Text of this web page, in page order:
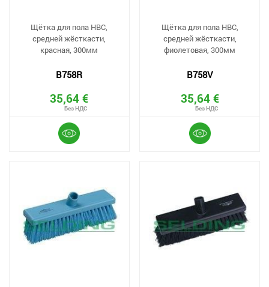
Щётка для пола HBC,
средней жёсткасти,
красная, 300мм
B758R
35,64 €
Щётка для пола HBC,
средней жёсткасти,
фиолетовая, 300мм
B758V
35,64 €